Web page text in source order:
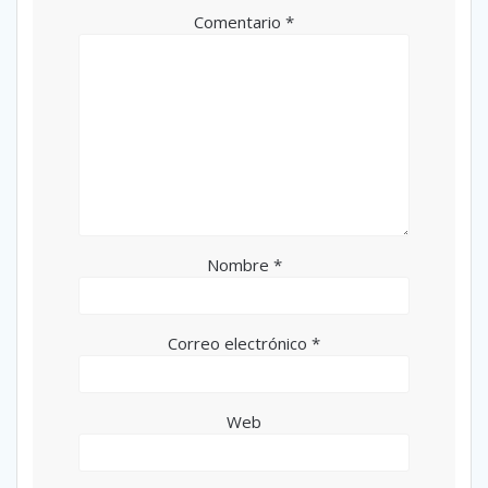
Comentario *
Nombre *
Correo electrónico *
Web